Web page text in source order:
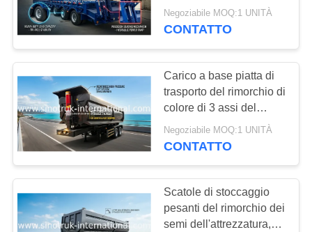
CONTATTACI
CHIEDI
UN
PREVENTIVO
MAPPA
DEL
SITO
macchine di carico della
costruzione
Negoziabile MOQ:1 UNITÀ
CONTATTO
Carico a base piatta di
trasporto del rimorchio di
colore di 3 assi del
camion idraulico nero
dei semi
Negoziabile MOQ:1 UNITÀ
CONTATTO
Scatole di stoccaggio
pesanti del rimorchio dei
semi dell'attrezzatura,